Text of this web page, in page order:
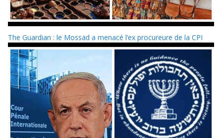
The Guardian : le Mossad a menacé l’ex procureure de la CPI